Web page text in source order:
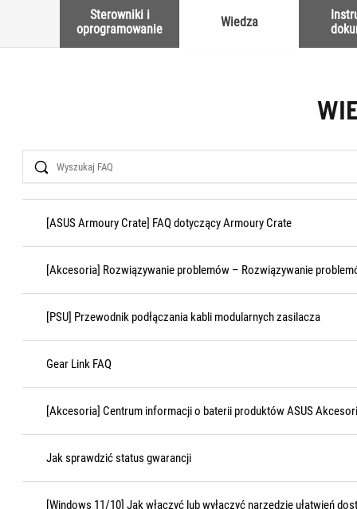
Sterowniki i
oprogramowanie
Wiedza
Search
[ASUS Armoury Crate] FAQ dotyczący Armoury Crate
[Akcesoria] Rozwiązywanie problemów – Rozwiązywanie
[PSU] Przewodnik podłączania kabli modularnych zasilacza
Gear Link FAQ
[Akcesoria] Centrum informacji o baterii produktów ASUS
Jak sprawdzić status gwarancji
[Windows 11/10] Jak włączyć lub wyłączyć narzędzie ułatwień